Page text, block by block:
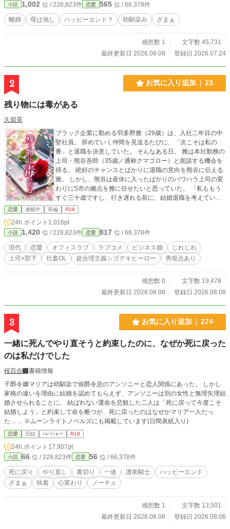
小説 1,002 位 / 228,823件 恋愛 565 位 / 66,378件
離婚 母は強し ハッピーエンド？ 幼馴染み ざまぁ
感想数 1
文字数 45,731
最終更新日 2026.08.08
登録日 2026.07.24
2 お気に入り追加 23
残り物には毒がある
久留茶
ブラック企業に勤める羽多野雅（29歳）は、入社二年目の中
堅社員。 辞めていく仲間を見送るたびに、「次こそは私の
番」と退職を決意していた。 そんなある日。 雅は本社勤務の
上司・熊谷吾郎（35歳／通称クマゴロー）と面談する機会を
得る。 絶好のチャンスとばかりに退職の意向を熊谷に伝える
雅。 しかし、熊谷は産休に入ったばかりのパワハラ上司の変
わりにS市の拠点を雅に任せたいと思っていた。 「私ももう
すぐ三十歳ですし、行き遅れる前に、結婚退職を考えていま
す。相手はこれから探す予定です」と雅が退職理由を口にし
た瞬間―― 「なら、俺と結婚しないか？」 熊谷からまさかの
プロポーズを受けてしまう。しかし、そんな熊谷が提示して
きたのは、お互い仕事を優先とするまさかの“ビジネス
婚”で……。 一度狙った相手は逃さない、契約率No.1上司
に狙われた雅は果たして彼から逃げ切ることが出来るの
か！？ 恋愛数値皆無な社畜同士のすれ違い・じれじれ結婚物
のある回にはサブタイトルに→※マークつけておきます。 苦
恋愛 連載中 長編 R18
24h.ポイント 1,016pt
小説 1,420 位 / 228,823件 恋愛 817 位 / 66,378件
現代 恋愛 オフィスラブ ラブコメ ビジネス婚
じれじれ
上司×部下
社畜OL 超合理主義シゴデキヒーロー 男視点あり
感想数 0
文字数 19,478
最終更新日 2026.08.08
登録日 2026.08.08
3 お気に入り追加 274
一緒に死んでやり直そうと約束したのに、なぜか死に戻った
のは私だけでした
桜百合
書籍情報
子爵令嬢マリアは幼馴染で侯爵令息のアンソニーと恋人関係にあった。 しかし
家格の違いを理由に結婚を認めてもらえず、アンソニーは別の女性と無理矢理結
婚させられることに。 結ばれない運命を悲観した二人は「死に戻って今度こそ
結婚しよう」と約束して命を断つが、死に戻ったのはなぜかマリア一人だっ
た…… ※ムーンライトノベルズにも掲載しています(日間表紙入り)
恋愛 完結 ｼｮｰﾄｼｮｰﾄ R18
24h.ポイント 17,907pt
小説 66 位 / 228,823件 恋愛 56 位 / 66,378件
死に戻り やり直し 裏切り 一途 護衛騎士
ハッピーエンド
ざまぁ
執着 心変わり ノーチェ
感想数 1
文字数 13,501
最終更新日 2026.08.08
登録日 2026.08.06